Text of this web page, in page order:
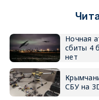
Ночная
сбиты 4
нет
СБУ на